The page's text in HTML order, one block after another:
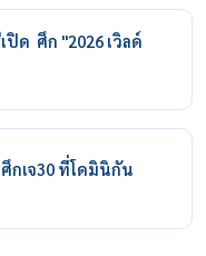
ด ศึก "2026 เวิลด์
กเจ30 ที่โดมินิกัน